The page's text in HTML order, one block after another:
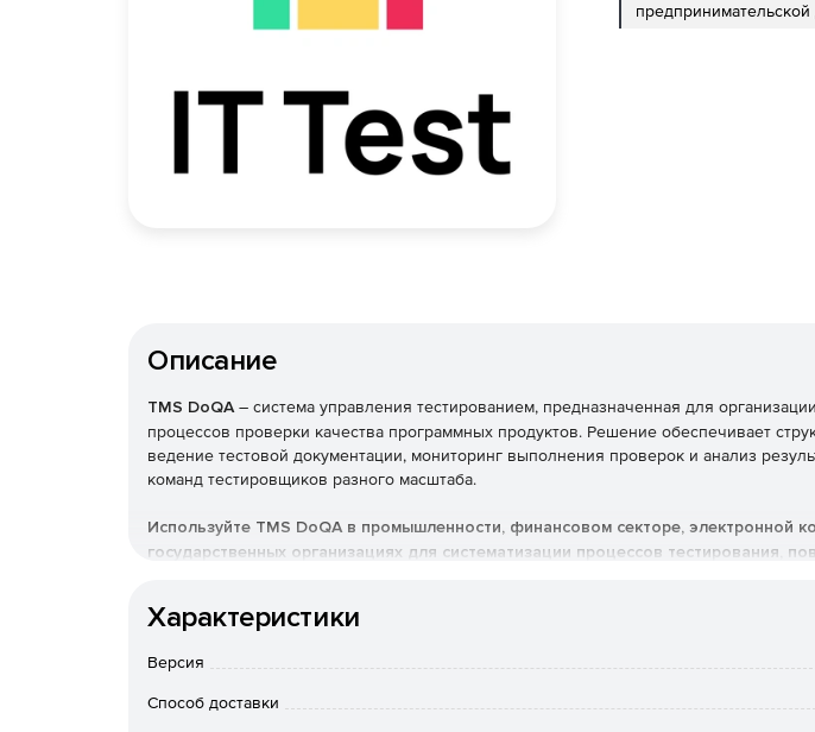
предпринимательской
Описание
TMS DoQA– система управления тестированием, предназначенная для
процессов проверки качества программных продуктов. Решение обеспечивает
ведение тестовой документации, мониторинг выполнения проверок и анализ
команд тестировщиков разного масштаба.
Используйте TMS DoQA в промышленности, финансовом секторе, электронной
государственных организациях для систематизации процессов тестирования,
Функции TMS DoQA
Характеристики
Версия
Способ доставки